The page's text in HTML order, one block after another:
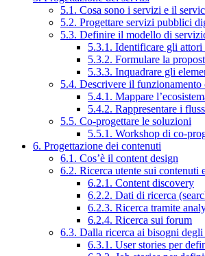
5.1. Cosa sono i servizi e il
5.2. Progettare servizi pubblici
5.3. Definire il modello di
5.3.1. Identificare gli
5.3.2. Formulare la
5.3.3. Inquadrare gli
5.4. Descrivere il funzionamento
5.4.1. Mappare
5.4.2. Rappresentare i
5.5. Co-progettare le soluzioni
5.5.1. Workshop di co-
6. Progettazione dei contenuti
6.1. Cos’è il content design
6.2. Ricerca utente sui contenuti
6.2.1. Content discovery
6.2.2. Dati di ricerca
6.2.3. Ricerca tramite
6.2.4. Ricerca sui forum
6.3. Dalla ricerca ai bisogni degli
6.3.1. User stories per